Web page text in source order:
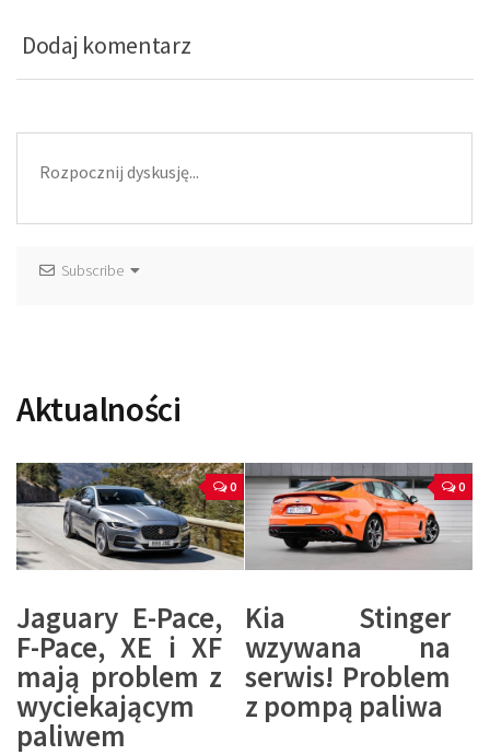
Dodaj komentarz
Subscribe
Aktualności
0
Jaguary E-Pace,
F-Pace, XE i XF
mają problem z
wyciekającym
paliwem
0
Kia Stinger
wzywana na
serwis! Problem
z pompą paliwa